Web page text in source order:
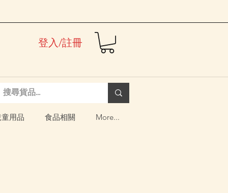
登入/註冊
童用品 食品相關 More...